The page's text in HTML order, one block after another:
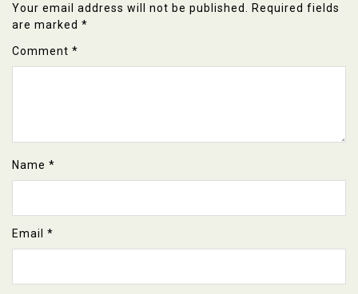
Your email address will not be published.
Required fields
are marked *
Comment *
Name *
Email *